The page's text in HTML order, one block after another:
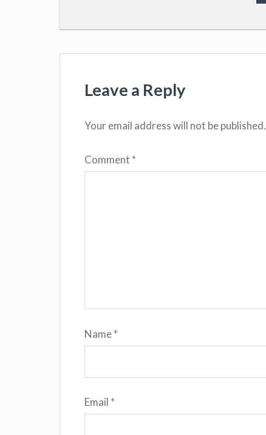
Leave a Reply
Your email address will not be published.
Comment *
Name*
Email *